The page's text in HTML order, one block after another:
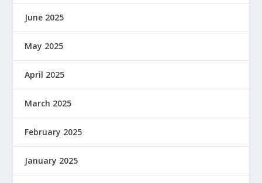
June 2025
May 2025
April 2025
March 2025
February 2025
January 2025